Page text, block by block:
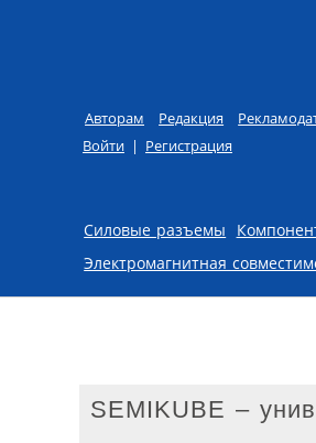
Авторам Редакция
Войти | Регистрация
Skip to content
Силовые разъемы
Электромагнитная
SEMIKUBE –